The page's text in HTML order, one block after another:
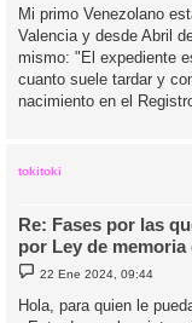
a
e
Mi primo Venezolano
Valencia y desde Abril
mismo: "El expediente
cuanto suele tardar y
nacimiento en el
tokitoki
Re: Fases por las
por Ley de
M
e
n
s
22 Ene 2024, 09:44
Hola, para quien le